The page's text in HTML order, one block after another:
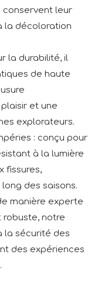
conservent leur
la décoloration
la durabilité, il
de haute
et une
explorateurs.
: conçu pour
à la lumière
fissures,
des saisons.
manière experte
robuste, notre
la sécurité des
des expériences